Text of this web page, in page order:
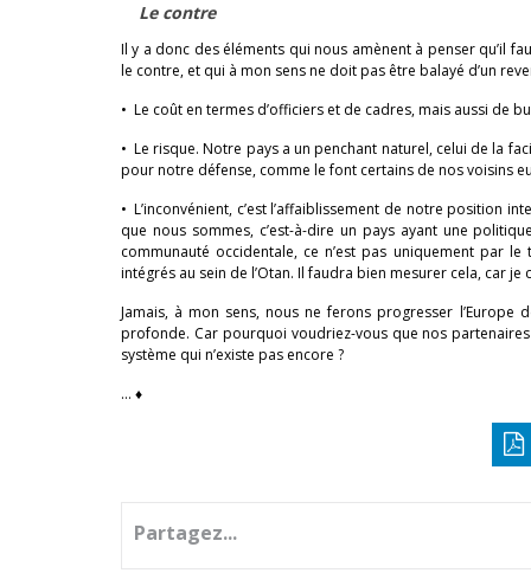
Le contre
Il y a donc des éléments qui nous amènent à penser qu’il
le contre, et qui à mon sens ne doit pas être balayé d’un
• Le coût en termes d’officiers et de cadres, mais aussi de
• Le risque. Notre pays a un penchant naturel, celui de la
pour notre défense, comme le font certains de nos voisins
• L’inconvénient, c’est l’affaiblissement de notre position
que nous sommes, c’est-à-dire un pays ayant une
communauté occidentale, ce n’est pas uniquement par
intégrés au sein de l’Otan. Il faudra bien mesurer cela, car
Jamais, à mon sens, nous ne ferons progresser
profonde. Car pourquoi voudriez-vous que nos
système qui n’existe pas encore ?
… ♦
Partagez...